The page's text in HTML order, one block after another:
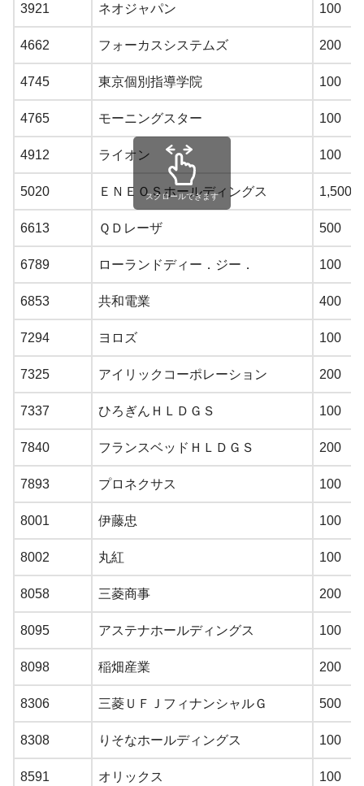
3921 ネオジャパン 100
4662 フォーカスシステムズ 200
4745 東京個別指導学院 100
4765 モーニングスター 100
4912 ライオン 100
5020 ＥＮＥＯＳホールディングス 1,500
6613 ＱＤレーザ 500
6789 ローランドディー．ジー． 100
6853 共和電業 400
7294 ヨロズ 100
7325 アイリックコーポレーション 200
7337 ひろぎんＨＬＤＧＳ 100
7840 フランスベッドＨＬＤＧＳ 200
7893 プロネクサス 100
8001 伊藤忠 100
8002 丸紅 100
8058 三菱商事 200
8095 アステナホールディングス 100
8098 稲畑産業 200
8306 三菱ＵＦＪフィナンシャルＧ 500
8308 りそなホールディングス 100
8591 オリックス 100
スクロールできます